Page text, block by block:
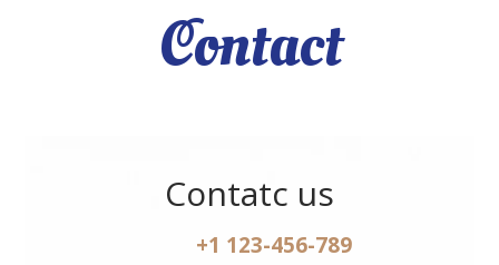
Contact
Contatc us
+1 123-456-789